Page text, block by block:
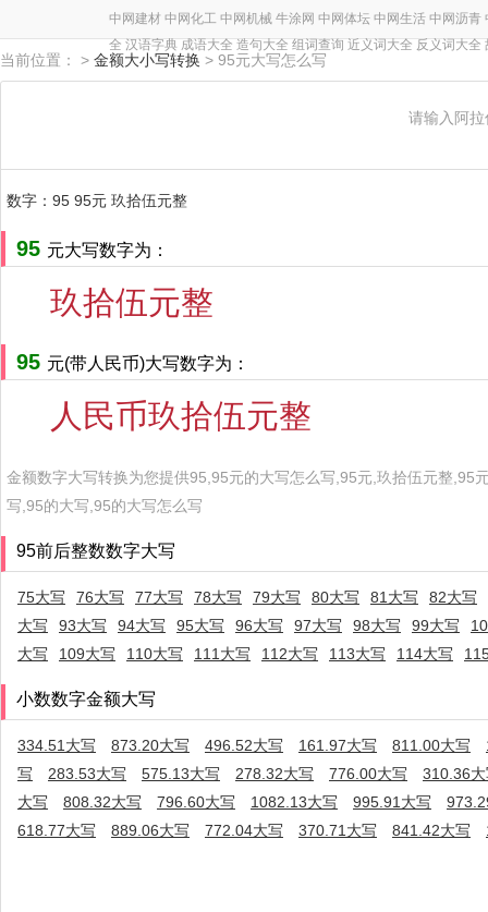
中网建材 中网化工 中网机械 牛涂网 中网体坛 中网生活 中网沥青
全 汉语字典 成语大全 造句大全 组词查询 近义词大全 反义词大全
当前位置： > 金额大小写转换 > 95元大写怎么写
请输入阿
数字：95 95元 玖拾伍元整
95 元大写数字为：
玖拾伍元整
95 元(带人民币)大写数字为：
人民币玖拾伍元整
金额数字大写转换为您提供95,95元的大写怎么写,95元,玖拾伍元整
写,95的大写,95的大写怎么写
95前后整数数字大写
75大写 76大写 77大写 78大写 79大写 80大写 81大写
82大写
大写
93大写 94大写 95大写 96大写 97大写 98大写 99大写
大写
109大写 110大写 111大写 112大写 113大写 114大写
小数数字金额大写
334.51大写 873.20大写 496.52大写 161.97大写 811.00大写
写
283.53大写 575.13大写 278.32大写 776.00大写
310.36
大写
808.32大写 796.60大写 1082.13大写 995.91大写
618.77大写
889.06大写 772.04大写 370.71大写 841.42大写